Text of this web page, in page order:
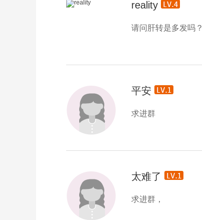
reality
请问肝转是多发吗？
平安
求进群
太难了
求进群，